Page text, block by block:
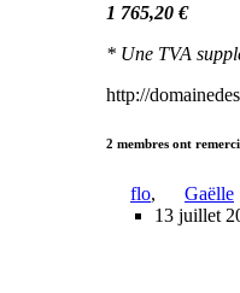
1 765,20 €
* Une TVA
http://
2 membres ont
flo,
Gaëlle
13 juillet